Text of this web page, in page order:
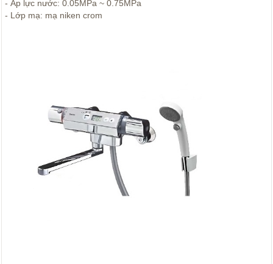
- Áp lực nước: 0.05MPa ~ 0.75MPa
- Lớp mạ: mạ niken crom